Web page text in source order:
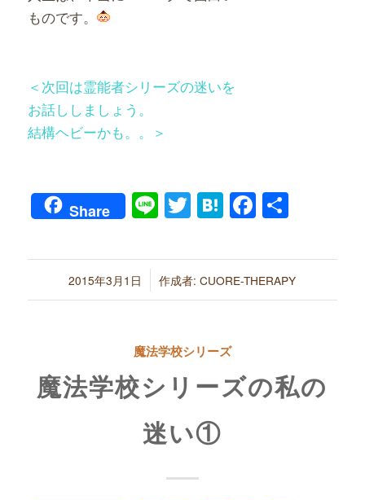
ものです。
＜次回は霊能者シリーズの迷いを
お話ししましょう。
結構ヘビーかも。。＞
Share LineTwitter
Hatena共
2015年3月1日
/ 作成者:CUORE-THERAPY
魔法学校シリーズ
魔法学校シリーズの私の
迷い①